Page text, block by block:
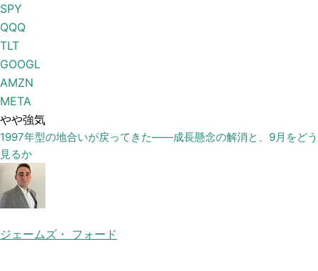
SPY
QQQ
TLT
GOOGL
AMZN
META
やや強気
1997年型の地合いが戻ってきた——成長懸念の解消と、9月をどう
見るか
ジェームズ・ フォード